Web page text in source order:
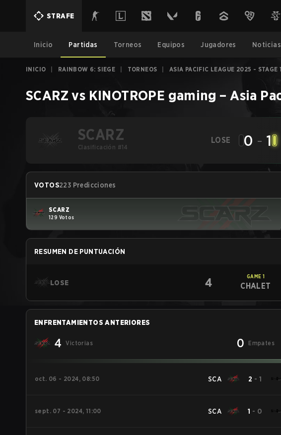
STRAFE
Inicio Partidas Torneos Equipos Jugadores Noticias
INICIO RAINBOW 6: SIEGE TORNEOS ASIA PACIFIC LEAGUE 2025 - STAGE
SCARZ vs KINOTROPE gaming –Asia
SCARZ
Clasificación #14
LOSE 0 - 1
VOTOS223 Predicciones
SCARZ
129 Votos
RESUMEN DE PUNTUACIÓN
LOSE 4 GAME 1
CHALET
ENFRENTAMIENTOS ANTERIORES
4 Victorias 0 Empates
oct. 06 - 2024, 08:50 SCA 2 -1
sept. 07 - 2024, 11:00 SCA 1 - 0